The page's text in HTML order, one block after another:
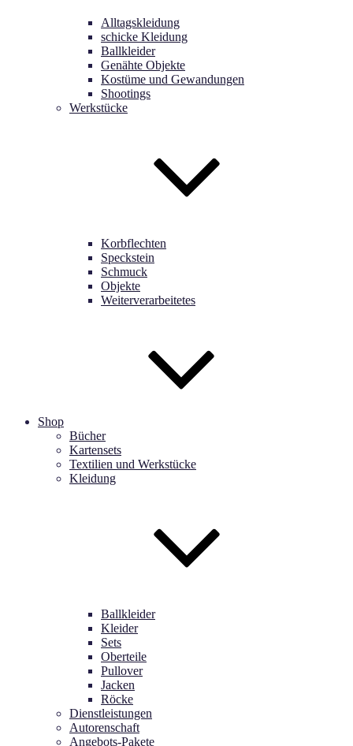
Alltagskleidung
schicke Kleidung
Ballkleider
Genähte Objekte
Kostüme und Gewandungen
Shootings
Werkstücke
Korbflechten
Speckstein
Schmuck
Objekte
Weiterverarbeitetes
Shop
Bücher
Kartensets
Textilien und Werkstücke
Kleidung
Ballkleider
Kleider
Sets
Oberteile
Pullover
Jacken
Röcke
Dienstleistungen
Autorenschaft
Angebots-Pakete